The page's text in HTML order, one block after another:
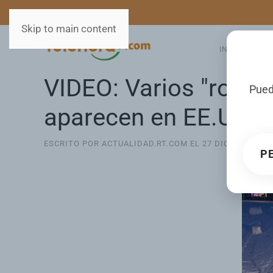
Skip to main content
INICIO
VIDEO: Varios
aparecen en EE.UU.
ESCRITO POR ACTUALIDAD.RT.COM EL 27 DICIEMBRE